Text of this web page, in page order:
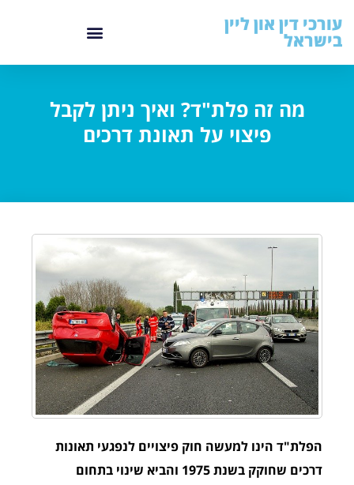
עורכי דין און ליין
בישראל
מה זה פלת"ד? ואיך ניתן לקבל
פיצוי על תאונת דרכים
הפלת"ד הינו למעשה חוק פיצויים לנפגעי תאונות
דרכים שחוקק בשנת 1975 והביא שינוי בתחום